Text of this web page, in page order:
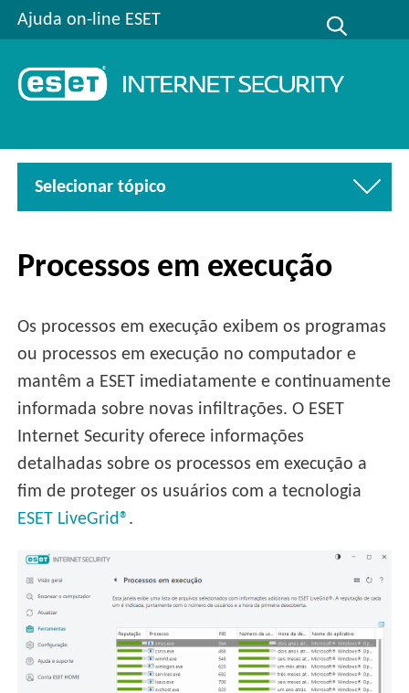
Ajuda on-line ESET
Selecionar tópico
Processos em execução
Os processos em execução exibem os programas
ou processos em execução no computador e
mantêm a ESET imediatamente e continuamente
informada sobre novas infiltrações. O ESET
Internet Security oferece informações
detalhadas sobre os processos em execução a
fim de proteger os usuários com a tecnologia
ESET LiveGrid® .